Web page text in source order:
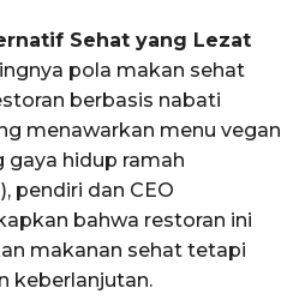
Sehat yang Lezat
pola makan sehat
berbasis nabati
menawarkan menu vegan
gaya hidup ramah
pendiri dan CEO
bahwa restoran ini
makanan sehat tetapi
keberlanjutan.